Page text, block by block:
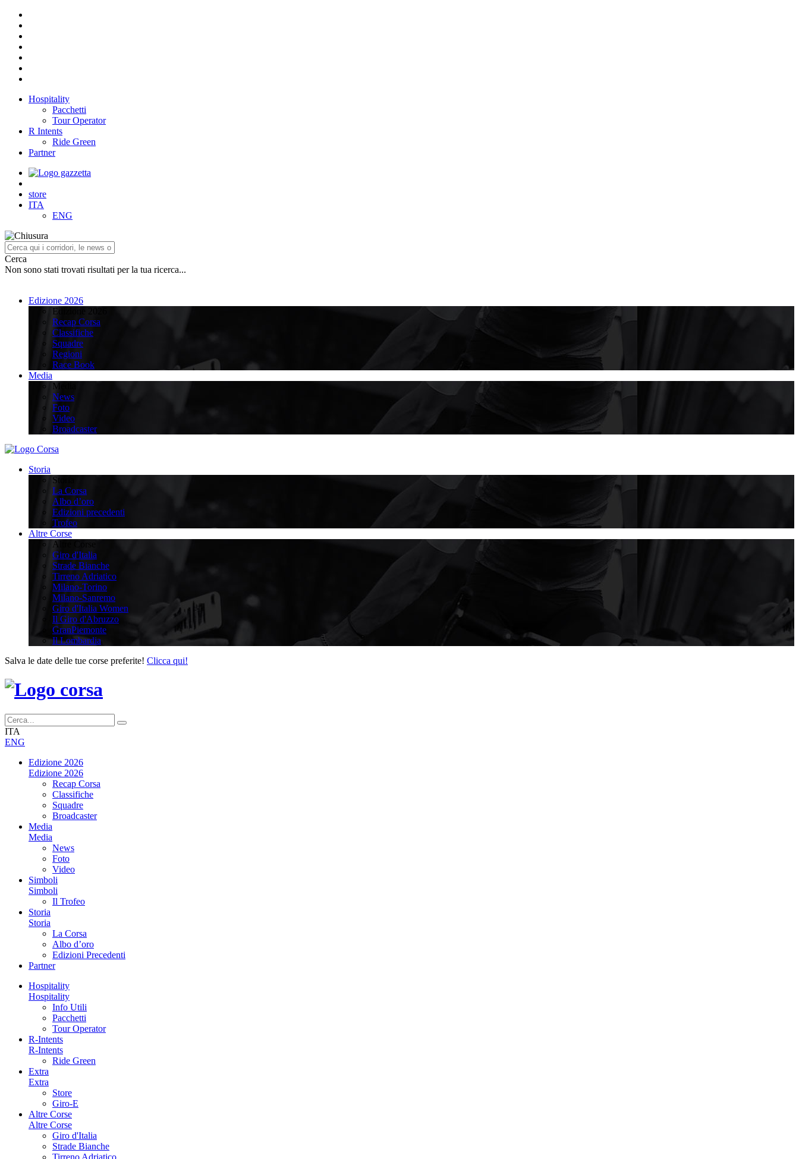
Hospitality
Pacchetti
Tour Operator
R Intents
Ride Green
Partner
store
ITA
ENG
Cerca
Non sono stati trovati risultati per la tua ricerca...
Edizione 2026
Edizione 2026
Recap Corsa
Classifiche
Squadre
Regioni
Race Book
Media
Media
News
Foto
Video
Broadcaster
Storia
Storia
La Corsa
Albo d’oro
Edizioni precedenti
Trofeo
Altre Corse
Altre Corse
Giro d'Italia
Strade Bianche
Tirreno Adriatico
Milano-Torino
Milano-Sanremo
Giro d'Italia Women
Il Giro d'Abruzzo
GranPiemonte
Il Lombardia
Salva le date delle tue corse preferite! Clicca qui!
ITA
ENG
Edizione 2026
Edizione 2026
Recap Corsa
Classifiche
Squadre
Broadcaster
Media
Media
News
Foto
Video
Simboli
Simboli
Il Trofeo
Storia
Storia
La Corsa
Albo d’oro
Edizioni Precedenti
Partner
Hospitality
Hospitality
Info Utili
Pacchetti
Tour Operator
R-Intents
R-Intents
Ride Green
Extra
Extra
Store
Giro-E
Altre Corse
Altre Corse
Giro d'Italia
Strade Bianche
Tirreno Adriatico